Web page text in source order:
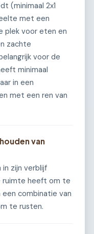
(minimaal 2x1
met een
plek voor eten en
zachte
voor de
minimaal
in een
met een ren van
van
in zijn verblijf
ruimte heeft om te
combinatie van
te rusten.